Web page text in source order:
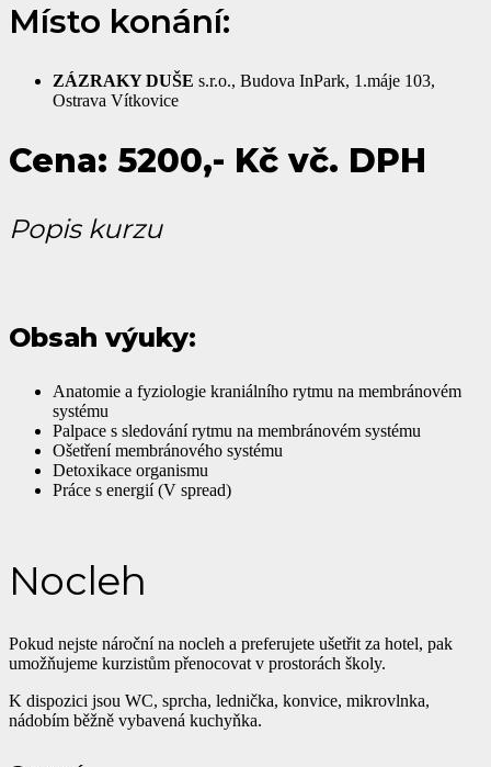
Místo konání:
ZÁZRAKY DUŠE s.r.o., Budova InPark, 1.máje 103,
Ostrava Vítkovice
Cena: 5200,- Kč vč. DPH
Popis kurzu
Obsah výuky:
Anatomie a fyziologie kraniálního rytmu na membránovém
systému
Palpace s sledování rytmu na membránovém systému
Ošetření membránového systému
Detoxikace organismu
Práce s energií (V spread)
Nocleh
Pokud nejste nároční na nocleh a preferujete ušetřit za hotel, pak
umožňujeme kurzistům přenocovat v prostorách školy.
K dispozici jsou WC, sprcha, lednička, konvice, mikrovlnka,
nádobím běžně vybavená kuchyňka.